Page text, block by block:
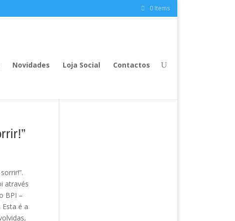
0 Items
Novidades Loja Social Contactos
através
BPI –
é a